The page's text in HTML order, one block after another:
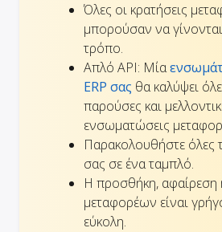
Όλες οι κρατήσεις
μπορούσαν να
τρόπο.
Απλό API: Μία
ERP σας θα καλύψει
παρούσες και
ενσωματώσεις
Παρακολουθήστε όλες
σας σε ένα ταμπλό.
Η προσθήκη, αφαίρεση
μεταφορέων είναι
εύκολη.